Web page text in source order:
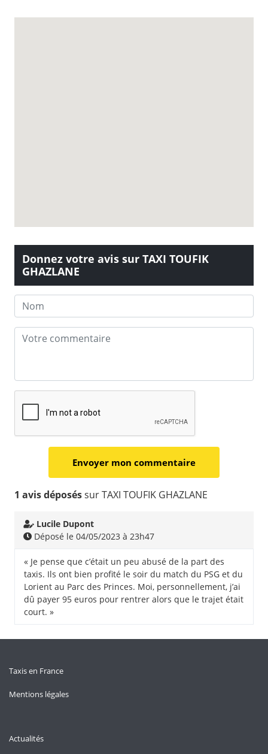
Donnez votre avis sur TAXI TOUFIK
GHAZLANE
1 avis déposéssur TAXI TOUFIK GHAZLANE
Lucile Dupont
Déposé le 04/05/2023 à 23h47
« Je pense que c’était un peu abusé de la part des
taxis. Ils ont bien profité le soir du match du PSG et du
Lorient au Parc des Princes. Moi, personnellement, j’ai
dû payer 95 euros pour rentrer alors que le trajet était
court. »
Taxis en France
Mentions légales
Actualités